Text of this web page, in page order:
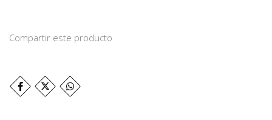
Compartir este producto